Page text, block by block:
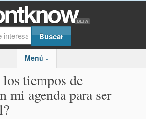
Menú ▼
tiempos de
mi agenda para ser